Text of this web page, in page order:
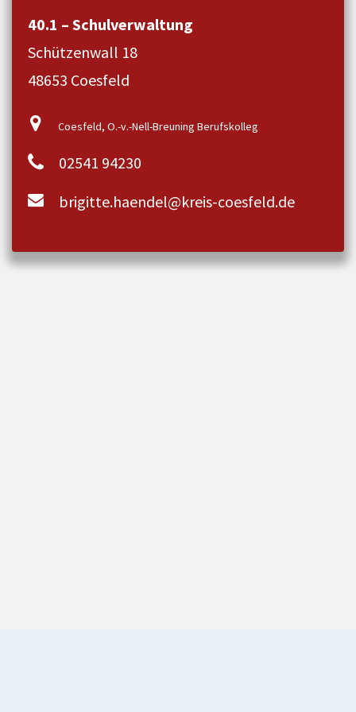
40.1 – Schulverwaltung
Schützenwall 18
48653 Coesfeld
Coesfeld, O.-v.-Nell-Breuning Berufskolleg
02541 94230
brigitte.haendel@kreis-coesfeld.de